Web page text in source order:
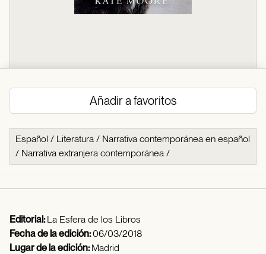
Añadir a favoritos
Español / Literatura / Narrativa contemporánea en español
/ Narrativa extranjera contemporánea /
Editorial:La Esfera de los Libros
Fecha de la edición:06/03/2018
Lugar de la edición:Madrid